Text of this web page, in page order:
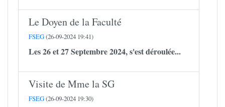
Le Doyen de la Faculté
FSEG(26-09-2024 19:41)
Les 26 et 27 Septembre 2024, s'est déroulée...
Visite de Mme la SG
FSEG(26-09-2024 19:30)